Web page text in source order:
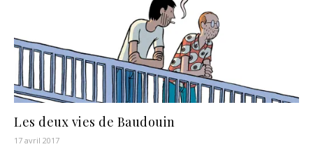
Les deux vies de Baudouin
17 avril 2017